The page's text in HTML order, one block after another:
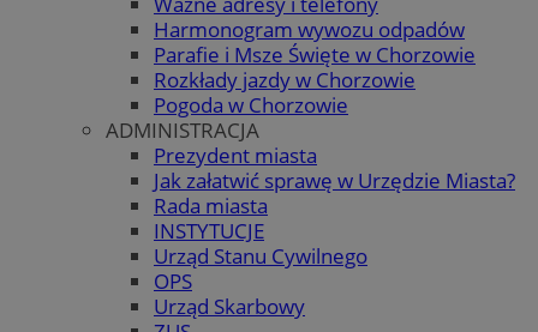
Harmonogram wywozu odpadów
Parafie i Msze Święte w Chorzowie
Rozkłady jazdy w Chorzowie
Pogoda w Chorzowie
ADMINISTRACJA
Prezydent miasta
Jak załatwić sprawę w Urzędzie Miasta?
Rada miasta
INSTYTUCJE
Urząd Stanu Cywilnego
OPS
Urząd Skarbowy